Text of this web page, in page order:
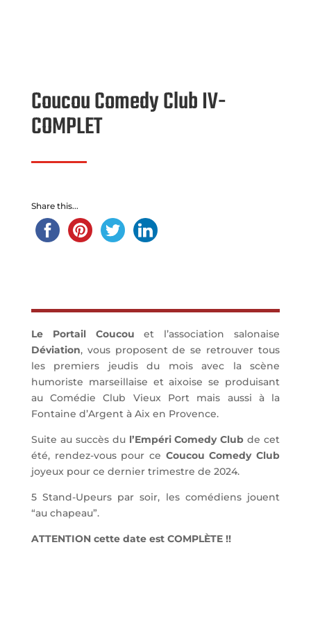
Coucou Comedy Club IV-
COMPLET
Share this...
Le Portail Coucou et l’association salonaise
Déviation, vous proposent de se retrouver tous
les premiers jeudis du mois avec la scène
humoriste marseillaise et aixoise se produisant
au Comédie Club Vieux Port mais aussi à la
Fontaine d’Argent à Aix en Provence.
Suite au succès du l’Empéri Comedy Club de cet
été, rendez-vous pour ce Coucou Comedy Club
joyeux pour ce dernier trimestre de 2024.
5 Stand-Upeurs par soir, les comédiens jouent
“au chapeau”.
ATTENTION cette date est COMPLÈTE !!